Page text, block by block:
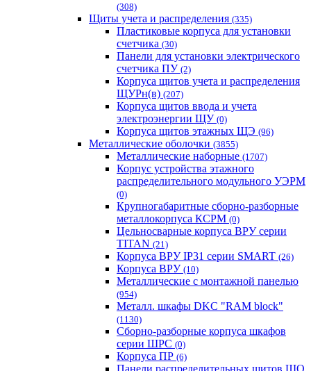
(308)
Щиты учета и распределения (335)
Пластиковые корпуса для установки
счетчика (30)
Панели для установки электрического
счетчика ПУ (2)
Корпуса щитов учета и распределения
ЩУРн(в) (207)
Корпуса щитов ввода и учета
электроэнергии ЩУ (0)
Корпуса щитов этажных ЩЭ (96)
Металлические оболочки (3855)
Металлические наборные (1707)
Корпус устройства этажного
распределительного модульного УЭРМ
(0)
Крупногабаритные сборно-разборные
металлокорпуса КСРМ (0)
Цельносварные корпуса ВРУ серии
TITAN (21)
Корпуса ВРУ IP31 серии SMART (26)
Корпуса ВРУ (10)
Металлические с монтажной панелью
(954)
Металл. шкафы DKC "RAM block"
(1130)
Сборно-разборные корпуса шкафов
серии ШРС (0)
Корпуса ПР (6)
Панели распределительных щитов ЩО